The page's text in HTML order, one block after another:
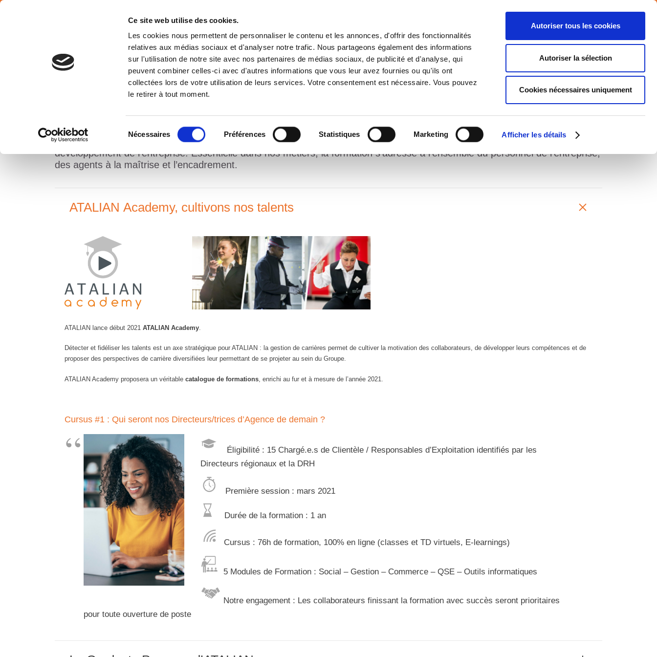
Ce site web utilise des cookies.
Les cookies nous permettent de personnaliser le contenu et les annonces, d'offrir des fonctionnalités
relatives aux médias sociaux et d'analyser notre trafic. Nous partageons également des informations
sur l'utilisation de notre site avec nos partenaires de médias sociaux, de publicité et d'analyse, qui
peuvent combiner celles-ci avec d'autres informations que vous leur avez fournies ou qu'ils ont
collectées lors de votre utilisation de leurs services. Votre consentement est nécessaire. Vous pouvez
le retirer à tout moment.
Nécessaires Préférences Statistiques Marketing Afficher les détails
Autoriser tous les cookies
Autoriser la sélection
Cookies nécessaires uniquement
A PROPOS SERVICES IMPLANTATIONS ENGAGEMENTS MEDIA
FORMATION ET MOBILITÉ
La politique formation d’ATALIAN s’inscrit pleinement dans le modèle social de l’entreprise : faire grandir les salariés avec le
développement de l’entreprise. Essentielle dans nos métiers, la formation s’adresse à l’ensemble du personnel de l’entreprise,
des agents à la maîtrise et l’encadrement.
ATALIAN Academy, cultivons nos talents
ATALIAN lance début 2021 ATALIAN Academy.
Détecter et fidéliser les talents est un axe stratégique pour ATALIAN : la gestion de carrières permet de cultiver la motivation des collaborateurs, de développer leurs compétences et de
proposer des perspectives de carrière diversifiées leur permettant de se projeter au sein du Groupe.
ATALIAN Academy proposera un véritable catalogue de formations, enrichi au fur et à mesure de l’année 2021.
Cursus #1 : Qui seront nos Directeurs/trices d’Agence de demain ?
Éligibilité : 15 Chargé.e.s de Clientèle / Responsables d’Exploitation identifiés par les
Directeurs régionaux et la DRH
Première session : mars 2021
Durée de la formation : 1 an
Cursus : 76h de formation, 100% en ligne (classes et TD virtuels, E-learnings)
5 Modules de Formation : Social – Gestion – Commerce – QSE – Outils informatiques
Notre engagement : Les collaborateurs finissant la formation avec succès seront prioritaires
pour toute ouverture de poste